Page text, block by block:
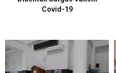
Covid-19